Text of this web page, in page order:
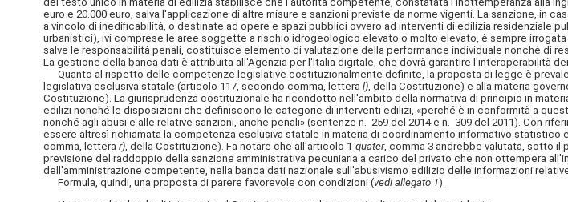
euro e 20.000 euro, salva l'applicazione di altre misure e sanzioni previste da norme vigenti. La sanzione, in
a vincolo di inedificabilità, o destinate ad opere e spazi pubblici ovvero ad interventi di edilizia residenziale
urbanistici), ivi comprese le aree soggette a rischio idrogeologico elevato o molto elevato, è sempre
salve le responsabilità penali, costituisce elemento di valutazione della performance individuale nonché di
La gestione della banca dati è attribuita all'Agenzia per l'Italia digitale, che dovrà garantire l'interoperabilità
Quanto al rispetto delle competenze legislative costituzionalmente definite, la proposta di legge è
legislativa esclusiva statale (articolo 117, secondo comma, lettera l), della Costituzione) e alla materia
Costituzione). La giurisprudenza costituzionale ha ricondotto nell'ambito della normativa di principio in
edilizi nonché le disposizioni che definiscono le categorie di interventi edilizi, «perché è in conformità a
nonché agli abusi e alle relative sanzioni, anche penali» (sentenze n. 259 del 2014 e n. 309 del 2011). Con
essere altresì richiamata la competenza esclusiva statale in materia di coordinamento informativo
comma, lettera r), della Costituzione). Fa notare che all'articolo 1-quater, comma 3 andrebbe valutata, sotto il
previsione del raddoppio della sanzione amministrativa pecuniaria a carico del privato che non ottempera
dell'amministrazione competente, nella banca dati nazionale sull'abusivismo edilizio delle informazioni
Formula, quindi, una proposta di parere favorevole con condizioni (vedi allegato 1).